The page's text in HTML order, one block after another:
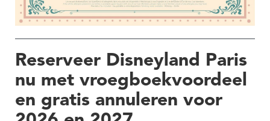
Reserveer Disneyland Paris
nu met vroegboekvoordeel
en gratis annuleren voor